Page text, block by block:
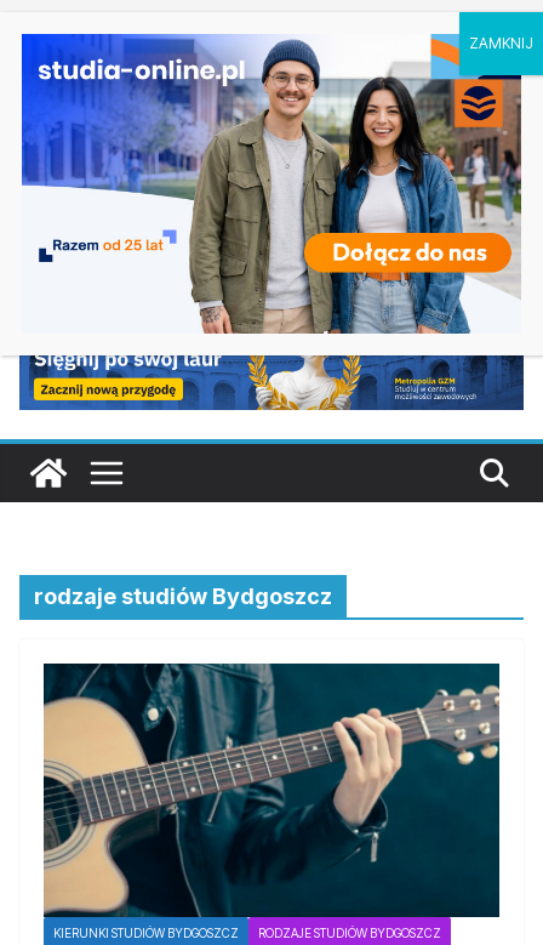
Ostatnie wpisy:
Filozofia w Szczecinie
Geografia w Gdańsku
Ratownictwo medyczne w Olsztynie
Logistyka w Koszalinie
Informatyka w Nysie
rodzaje studiów Bydgoszcz
KIERUNKI STUDIÓW BYDGOSZCZ RODZAJE STUDIÓW BYDGOSZCZ